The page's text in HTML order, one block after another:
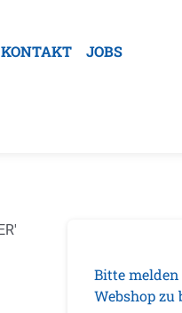
KONTAKT JOBS
Bitte
Webshop zu